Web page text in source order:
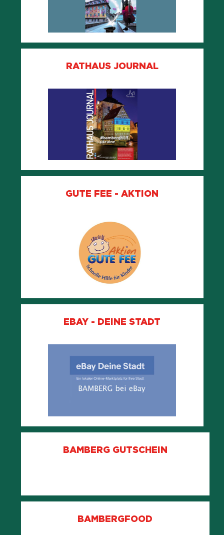
RATHAUS JOURNAL
GUTE FEE - AKTION
EBAY - DEINE STADT
BAMBERG GUTSCHEIN
BAMBERGFOOD